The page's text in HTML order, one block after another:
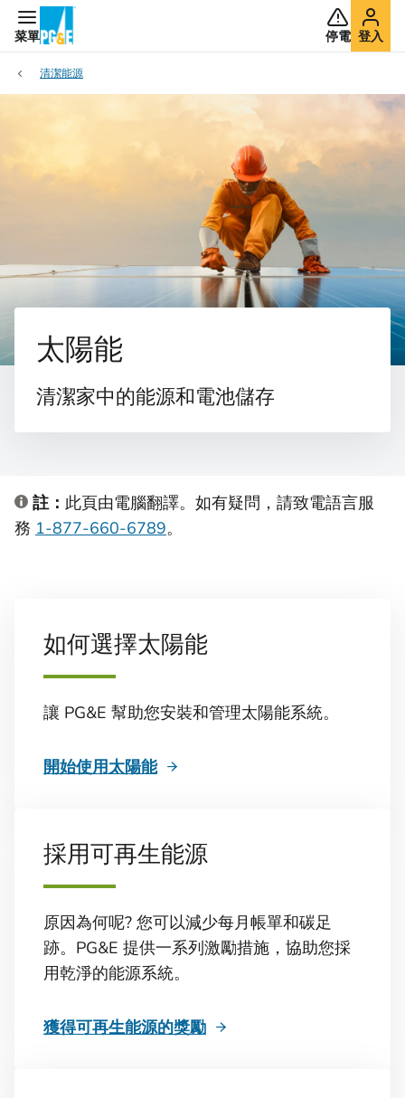
菜單 停電 登入
清潔能源
太陽能
清潔家中的能源和電池儲存
註： 此頁由電腦翻譯。如有疑問，請致電語言服
務 1-877-660-6789。
如何選擇太陽能
讓 PG&E 幫助您安裝和管理太陽能系統。
開始使用太陽能
採用可再生能源
原因為何呢? 您可以減少每月帳單和碳足
跡。PG&E 提供一系列激勵措施，協助您採
用乾淨的能源系統。
獲得可再生能源的獎勵